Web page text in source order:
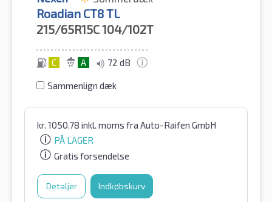
Roadian CT8 TL
215/65R15C104/102T
C A 72 dB
Sammenlign dæk
kr. 1050.78 inkl. moms fra Auto-Raifen GmbH
PÅ LAGER
Gratis forsendelse
Detaljer Indkøbskurv